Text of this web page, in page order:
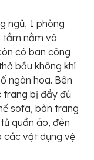
ngủ, 1 phòng
tắm nằm và
có ban công
bầu không khí
ngàn hoa. Bên
trang bị đầy đủ
sofa, bàn trang
quần áo, đèn
các vật dụng vệ